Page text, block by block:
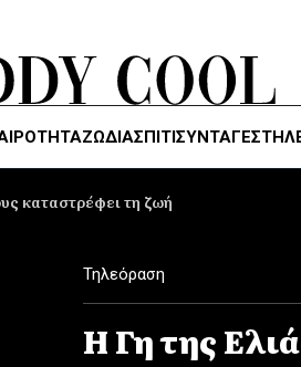
ΖΏΔΙΑΣΠΙΤΙΣΥΝΤΑΓΕΣ
καταστρέφει τη ζωή
Τηλεόραση
Η Γη της